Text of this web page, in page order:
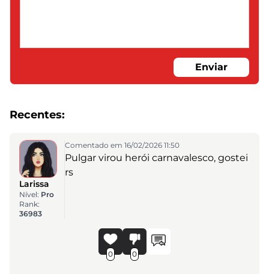
Enviar
Recentes:
Larissa
Nível: Pro
Rank:
36983
Comentado em 16/02/2026 11:50
Pulgar virou herói carnavalesco, gostei
rs
0 0